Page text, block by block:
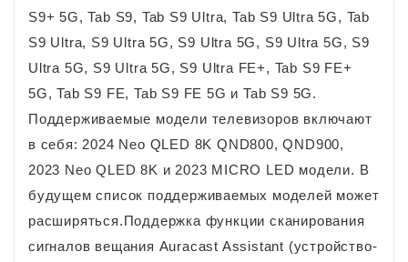
S9+ 5G, Tab S9, Tab S9 Ultra, Tab S9 Ultra 5G, Tab
S9 Ultra, S9 Ultra 5G, S9 Ultra 5G, S9 Ultra 5G, S9
Ultra 5G, S9 Ultra 5G, S9 Ultra FE+, Tab S9 FE+
5G, Tab S9 FE, Tab S9 FE 5G и Tab S9 5G.
Поддерживаемые модели телевизоров включают
в себя: 2024 Neo QLED 8K QND800, QND900,
2023 Neo QLED 8K и 2023 MICRO LED модели. В
будущем список поддерживаемых моделей может
расширяться.Поддержка функции сканирования
сигналов вещания Auracast Assistant (устройство-